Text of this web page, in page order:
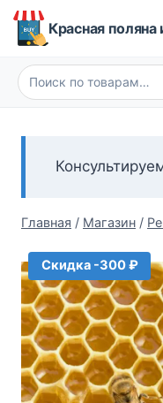
Перейти
Красная
Искать:
Главная / Магазин /
Скидка -300 ₽